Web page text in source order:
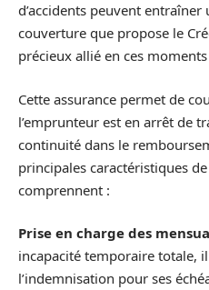
d’accidents peuvent
couverture que propose le
précieux allié en ces
Cette assurance permet de
l’emprunteur est en arrêt de
continuité dans le
principales caractéristiques
comprennent :
Prise en charge des
incapacité temporaire totale,
l’indemnisation pour ses